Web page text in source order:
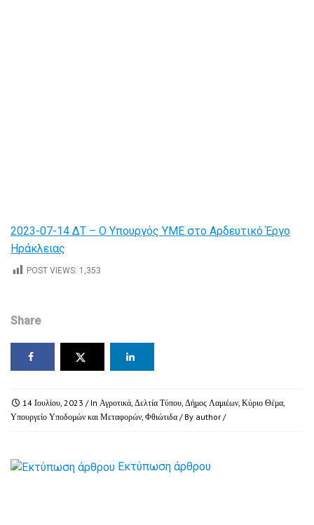
2023-07-14 ΔΤ – Ο Υπουργός ΥΜΕ στο Αρδευτικό Έργο
Ηράκλειας
POST VIEWS: 1,353
Share
14 Ιουλίου, 2023 / In Αγροτικά, Δελτία Τύπου, Δήμος Λαμιέων, Κύριο Θέμα,
Υπουργείο Υποδομών και Μεταφορών, Φθιώτιδα / By author /
Εκτύπωση άρθρου